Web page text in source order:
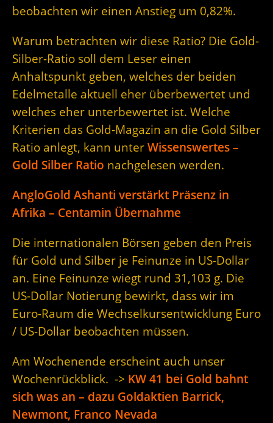
beobachten wir einen Anstieg um 0,82%.
Warum betrachten wir diese Ratio? Die Gold-
Silber-Ratio soll dem Leser einen
Anhaltspunkt geben, welches der beiden
Edelmetalle aktuell eher überbewertet und
welches eher unterbewertet ist. Welche
Kriterien das Gold-Magazin an die Gold Silber
Ratio anlegt, kann unter Wissenswertes –
Gold Silber Ratio nachgelesen werden.
AngloGold Ashanti verstärkt Präsenz in
Afrika – Centamin Übernahme
Die internationalen Börsen geben den Preis
für Gold und Silber je Feinunze in US-Dollar
an. Eine Feinunze wiegt rund 31,103 g. Die
US-Dollar Notierung bewirkt, dass wir im
Euro-Raum die Wechselkursentwicklung Euro
/ US-Dollar beobachten müssen.
Am Wochenende erscheint auch unser
Wochenrückblick. -> KW 41 bei Gold bahnt
sich was an – dazu Goldaktien Barrick,
Newmont, Franco Nevada